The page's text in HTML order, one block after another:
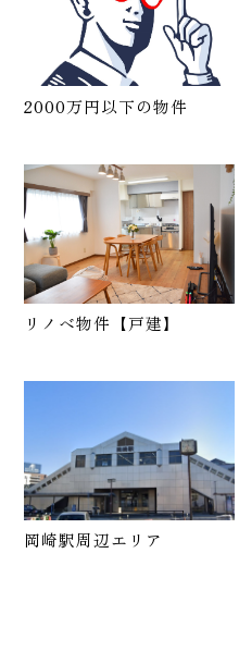
2000万円以下の物件
リノベ物件【戸建】
岡崎駅周辺エリア